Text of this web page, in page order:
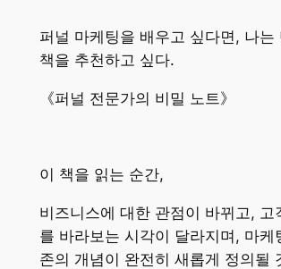
퍼널 마케팅을 배우고 싶다면, 나는
책을 추천하고 싶다.
《퍼널 전문가의 비밀 노트》
이 책을 읽는 순간,
비즈니스에 대한 관점이 바뀌고, 고
를 바라보는 시각이 달라지며, 마케
존의 개념이 완전히 새롭게 정의될